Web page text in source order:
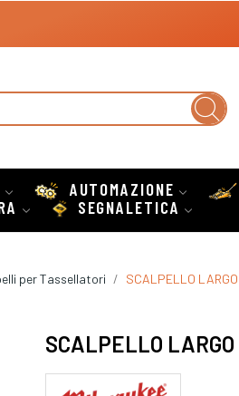
AUTOMAZIONE
SEGNALETICA
per Tassellatori SCALPELLO
SCALPELLO